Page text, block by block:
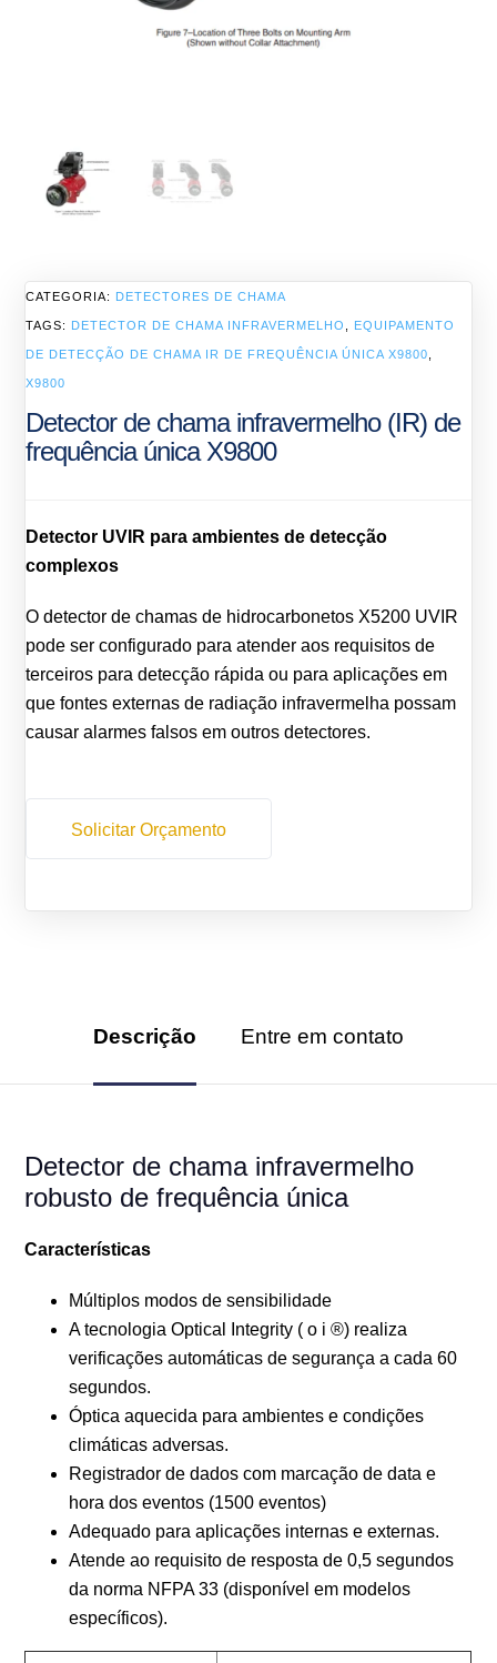
Detector de chama infravermelho (IR) de
frequência única X9800
Detector UVIR para ambientes de detecção
complexos
O detector de chamas de hidrocarbonetos X5200 UVIR
pode ser configurado para atender aos requisitos de
terceiros para detecção rápida ou para aplicações em
que fontes externas de radiação infravermelha possam
causar alarmes falsos em outros detectores.
Solicitar Orçamento
CATEGORIA: DETECTORES DE CHAMA
TAGS: DETECTOR DE CHAMA INFRAVERMELHO , EQUIPAMENTO
DE DETECÇÃO DE CHAMA IR DE FREQUÊNCIA ÚNICA X9800,
X9800
Descrição Entre em contato
Detector de chama infravermelho
robusto de frequência única
Características
Múltiplos modos de sensibilidade
A tecnologia Optical Integrity ( o i ®) realiza
verificações automáticas de segurança a cada 60
segundos.
Óptica aquecida para ambientes e condições
climáticas adversas.
Registrador de dados com marcação de data e
hora dos eventos (1500 eventos)
Adequado para aplicações internas e externas.
Atende ao requisito de resposta de 0,5 segundos
da norma NFPA 33 (disponível em modelos
específicos).